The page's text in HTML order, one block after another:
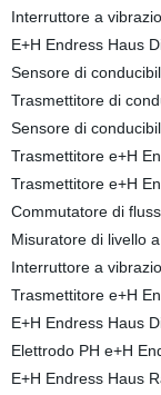
Interruttore a
E+H Endress Haus
Sensore di
Trasmettitore di
Sensore di
Trasmettitore e+H
Trasmettitore e+H
Commutatore di
Misuratore di livello
Interruttore a
Trasmettitore e+H
E+H Endress Haus
Elettrodo PH e+H
E+H Endress Haus